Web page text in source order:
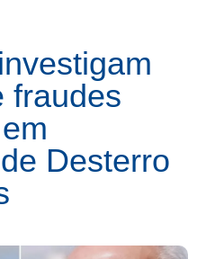
fraudes
Desterro